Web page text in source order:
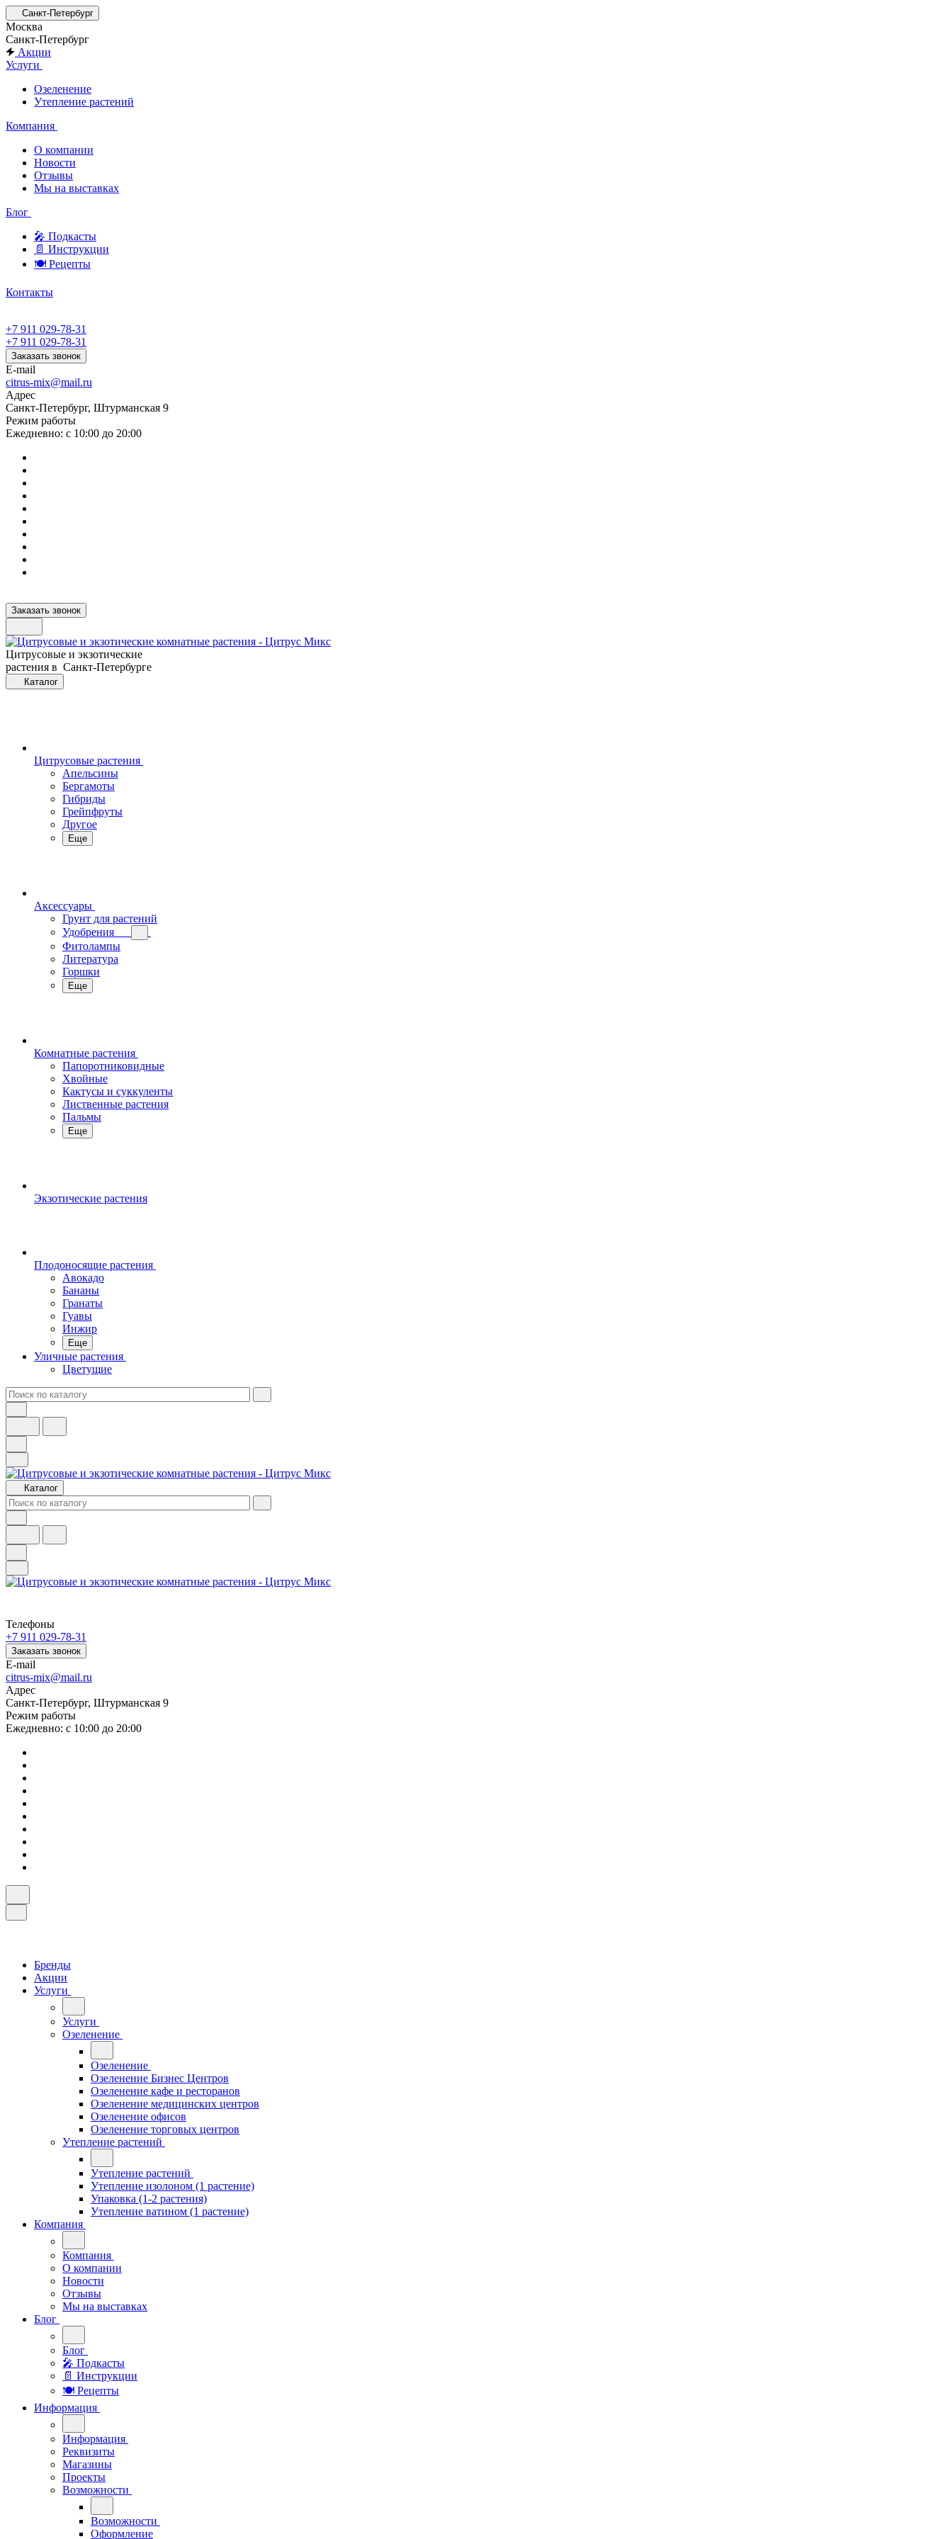
Санкт-Петербург
Москва
Санкт-Петербург
Акции
Услуги
Озеленение
Утепление растений
Компания
О компании
Новости
Отзывы
Мы на выставках
Блог
🎤︎︎ Подкасты
📄 Инструкции
🍽 Рецепты
Контакты
+7 911 029-78-31
+7 911 029-78-31
Заказать звонок
E-mail
citrus-mix@mail.ru
Адрес
Санкт-Петербург, Штурманская 9
Режим работы
Ежедневно: с 10:00 до 20:00
Заказать звонок
Цитрусовые и экзотические
растения в Санкт-Петербурге
Каталог
Цитрусовые растения
Апельсины
Бергамоты
Гибриды
Грейпфруты
Другое
Еще
Аксессуары
Грунт для растений
Удобрения
Фитолампы
Литература
Горшки
Еще
Комнатные растения
Папоротниковидные
Хвойные
Кактусы и суккуленты
Лиственные растения
Пальмы
Еще
Экзотические растения
Плодоносящие растения
Авокадо
Бананы
Гранаты
Гуавы
Инжир
Еще
Уличные растения
Цветущие
Каталог
Телефоны
+7 911 029-78-31
Заказать звонок
E-mail
citrus-mix@mail.ru
Адрес
Санкт-Петербург, Штурманская 9
Режим работы
Ежедневно: с 10:00 до 20:00
Бренды
Акции
Услуги
Услуги
Озеленение
Озеленение
Озеленение Бизнес Центров
Озеленение кафе и ресторанов
Озеленение медицинских центров
Озеленение офисов
Озеленение торговых центров
Утепление растений
Утепление растений
Утепление изолоном (1 растение)
Упаковка (1-2 растения)
Утепление ватином (1 растение)
Компания
Компания
О компании
Новости
Отзывы
Мы на выставках
Блог
Блог
🎤︎︎ Подкасты
📄 Инструкции
🍽 Рецепты
Информация
Информация
Реквизиты
Магазины
Проекты
Возможности
Возможности
Оформление